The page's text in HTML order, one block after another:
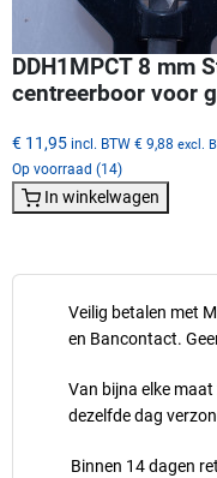
Veilig betalen met
en Bancontact.
Van bijna elke
dezelfde dag
Binnen 14 dagen
DDH1MPCT 8 mm
centreerboor voor
€ 11,95 incl. BTW € 9,88 excl.
Op voorraad (14)
In winkelwagen